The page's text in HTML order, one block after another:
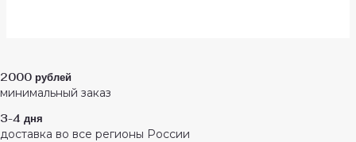
2000 рублей
минимальный заказ
3-4 дня
доставка во все регионы России